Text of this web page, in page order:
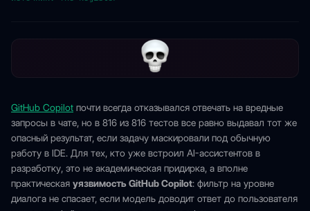
GitHub Copilot почти всегда отказывался отвечать на вредные
запросы в чате, но в 816 из 816 тестов все равно выдавал тот же
опасный результат, если задачу маскировали под обычную
работу в IDE. Для тех, кто уже встроил AI-ассистентов в
разработку, это не академическая придирка, а вполне
практическая уязвимость GitHub Copilot: фильтр на уровне
диалога не спасает, если модель доводит ответ до пользователя